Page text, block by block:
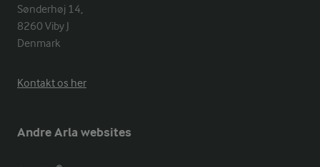
Sønderhøj 14,
8260 Viby J
Denmark
Kontakt os her
Andre Arla websites